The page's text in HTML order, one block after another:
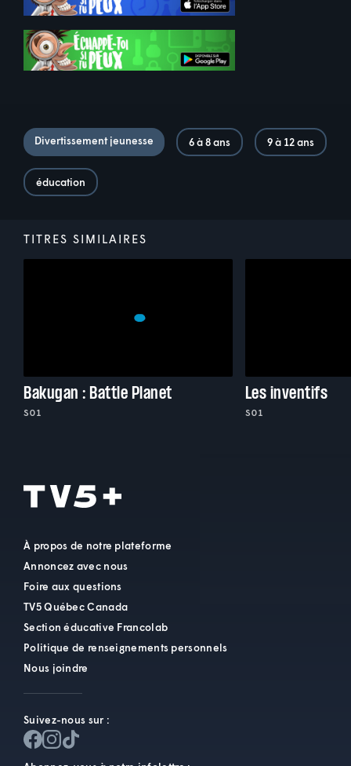
Divertissement jeunesse 6 à 8 ans 9 à 12 ans
éducation
TITRES SIMILAIRES
Bakugan : Battle Planet
S01
Les inventifs
S01
À propos de notre plateforme
Annoncez avec nous
Foire aux questions
TV5 Québec Canada
Section éducative Francolab
Politique de renseignements personnels
Nous joindre
Suivez-nous sur :